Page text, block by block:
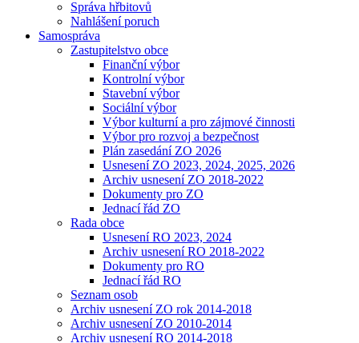
Správa hřbitovů
Nahlášení poruch
Samospráva
Zastupitelstvo obce
Finanční výbor
Kontrolní výbor
Stavební výbor
Sociální výbor
Výbor kulturní a pro zájmové činnosti
Výbor pro rozvoj a bezpečnost
Plán zasedání ZO 2026
Usnesení ZO 2023, 2024, 2025, 2026
Archiv usnesení ZO 2018-2022
Dokumenty pro ZO
Jednací řád ZO
Rada obce
Usnesení RO 2023, 2024
Archiv usnesení RO 2018-2022
Dokumenty pro RO
Jednací řád RO
Seznam osob
Archiv usnesení ZO rok 2014-2018
Archiv usnesení ZO 2010-2014
Archiv usnesení RO 2014-2018